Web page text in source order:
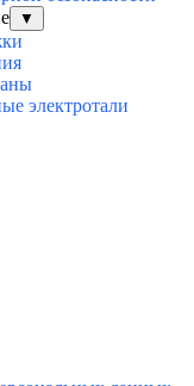
▼
электротали